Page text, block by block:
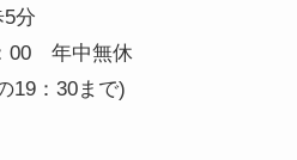
分
00 年中無休
19：30まで)